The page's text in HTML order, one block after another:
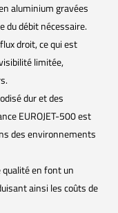
aluminium gravées
du débit nécessaire.
droit, ce qui est
limitée,
dur et des
EUROJET-500 est
des environnements
en font un
ainsi les coûts de